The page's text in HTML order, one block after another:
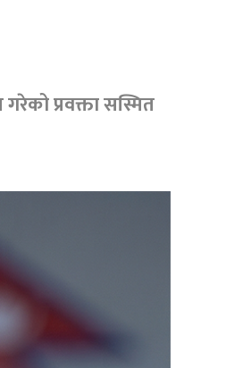
प्रवक्ता सस्मित